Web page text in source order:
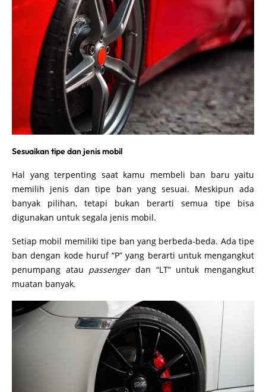
Sesuaikan tipe dan jenis mobil
Hal yang terpenting saat kamu membeli ban baru yaitu
memilih jenis dan tipe ban yang sesuai. Meskipun ada
banyak pilihan, tetapi bukan berarti semua tipe bisa
digunakan untuk segala jenis mobil.
Setiap mobil memiliki tipe ban yang berbeda-beda. Ada tipe
ban dengan kode huruf “P” yang berarti untuk mengangkut
penumpang atau passengerdan “LT” untuk mengangkut
muatan banyak.